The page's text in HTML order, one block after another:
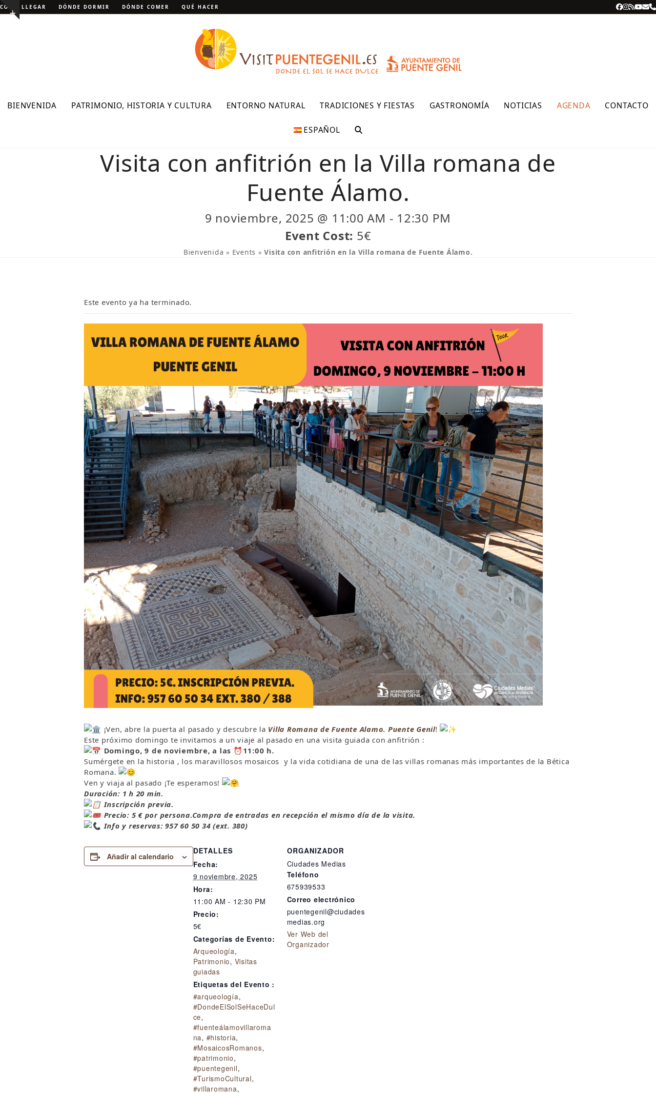
Skip
to Show
CÓMO LLEGAR DÓNDE DORMIR DÓNDE COMER QUÉ HACER Facebook
RSS
BIENVENIDA PATRIMONIO, HISTORIA Y CULTURA ENTORNO NATURAL TRADICIONES Y FIESTAS GASTRONOMÍA NOTICIAS AGENDA CONTACTO
ESPAÑOL
Visita con anfitrión en la Villa romana de
Fuente Álamo.
9 noviembre, 2025 @ 11:00 AM - 12:30 PM
Event Cost: 5€
Bienvenida » Events »Visita con anfitrión en la Villa romana de Fuente Álamo.
Este evento ya ha terminado.
¡Ven, abre la puerta al pasado y descubre la Villa Romana de Fuente Alamo. Puente Genil!
Este próximo domingo te invitamos a un viaje al pasado en una visita guiada con anfitrión :
Domingo, 9 de noviembre, a las ⏰ 11:00 h.
Sumérgete en la historia , los maravillosos mosaicos y la vida cotidiana de una de las villas romanas más importantes de la Bética
Romana.
Ven y viaja al pasado ¡Te esperamos!
Duración: 1 h 20 min.
Inscripción previa.
Precio: 5 € por persona.Compra de entradas en recepción el mismo día de la visita.
Info y reservas: 957 60 50 34 (ext. 380)
Añadir al calendario
DETALLES
Fecha:
9 noviembre, 2025
Hora:
11:00 AM - 12:30 PM
Precio:
5€
Categorías de Evento:
Arqueología,
Patrimonio, Visitas
guiadas
Etiquetas del Evento :
#arqueología,
#DondeElSolSeHaceDul
ce,
#fuenteálamovillaroma
na, #historia,
#MosaicosRomanos,
#patrimonio,
#puentegenil,
#TurismoCultural,
#villaromana,
ORGANIZADOR
Ciudades Medias
Teléfono
675939533
Correo electrónico
puentegenil@ciudades
medias.org
Ver Web del
Organizador